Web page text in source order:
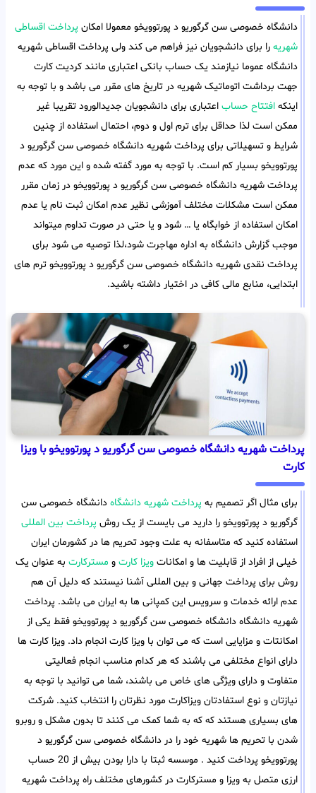
دانشگاه خصوصی سن گرگوریو د پورتوویخو معمولا امکان پرداخت اقساطی
شهریه را برای دانشجویان نیز فراهم می کند ولی پرداخت اقساطی شهریه
دانشگاه عموما نیازمند یک حساب بانکی اعتباری مانند کردیت کارت
جهت برداشت اتوماتیک شهریه در تاریخ های مقرر می باشد و با توجه به
اینکه افتتاح حساب اعتباری برای دانشجویان جدیدالورود تقریبا غیر
ممکن است لذا حداقل برای ترم اول و دوم، احتمال استفاده از چنین
شرایط و تسهیلاتی برای پرداخت شهریه دانشگاه خصوصی سن گرگوریو د
پورتوویخو بسیار کم است. با توجه به مورد گفته شده و این مورد که عدم
پرداخت شهریه دانشگاه خصوصی سن گرگوریو د پورتوویخو در زمان مقرر
ممکن است مشکلات مختلف آموزشی نظیر عدم امکان ثبت نام یا عدم
امکان استفاده از خوابگاه یا … شود و یا حتی در صورت تداوم میتواند
موجب گزارش دانشگاه به اداره مهاجرت شود،لذا توصیه می شود برای
پرداخت نقدی شهریه دانشگاه خصوصی سن گرگوریو د پورتوویخو ترم های
ابتدایی، منابع مالی کافی در اختیار داشته باشید.
پرداخت شهریه دانشگاه خصوصی سن گرگوریو د پورتوویخو با ویزا
کارت
برای مثال اگر تصمیم به پرداخت شهریه دانشگاه دانشگاه خصوصی سن
گرگوریو د پورتوویخو را دارید می بایست از یک روش پرداخت بین المللی
استفاده کنید که متاسفانه به علت وجود تحریم ها در کشورمان ایران
خیلی از افراد از قابلیت ها و امکانات ویزا کارت و مسترکارت به عنوان یک
روش برای پرداخت جهانی و بین المللی آشنا نیستند که دلیل آن هم
عدم ارائه خدمات و سرویس این کمپانی ها به ایران می باشد. پرداخت
شهریه دانشگاه دانشگاه خصوصی سن گرگوریو د پورتوویخو فقط یکی از
امکانتات و مزایایی است که می توان با ویزا کارت انجام داد. ویزا کارت ها
دارای انواع مختلفی می باشند که هر کدام مناسب انجام فعالیتی
متفاوت و دارای ویژگی های خاص می باشند، شما می توانید با توجه به
نیازتان و نوع استفادتان ویزاکارت مورد نظرتان را انتخاب کنید. شرکت
های بسیاری هستند که که به شما کمک می کنند تا بدون مشکل و روبرو
شدن با تحریم ها شهریه خود را در دانشگاه خصوصی سن گرگوریو د
پورتوویخو پرداخت کنید . موسسه ثبتا با دارا بودن بیش از 20 حساب
ارزی متصل به ویزا و مسترکارت در کشورهای مختلف راه پرداخت شهریه